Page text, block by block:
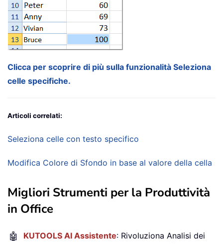
Clicca per scoprire di più sulla funzionalità Seleziona
celle specifiche.
Articoli correlati:
Seleziona celle con testo specifico
Modifica Colore di Sfondo in base al valore della cella
Migliori Strumenti per la Produttività
in Office
🤖 KUTOOLS AI Assistente: Rivoluziona Analisi dei